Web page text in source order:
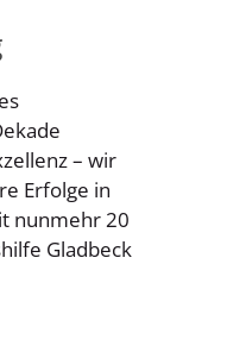
– wir
Erfolge in
nunmehr 20
Gladbeck